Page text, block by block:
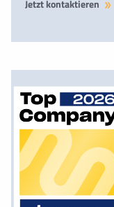
Jetzt kontaktieren